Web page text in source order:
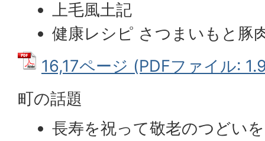
上毛風土記
健康レシピ さつまいもと豚
16,17ページ (PDFファイル:
町の話題
長寿を祝って敬老のつどい